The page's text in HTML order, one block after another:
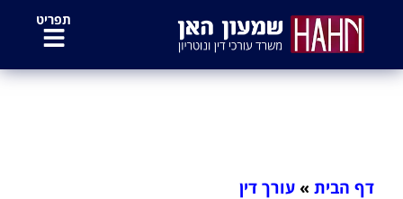
תפריט
דף הבית »עורך דין